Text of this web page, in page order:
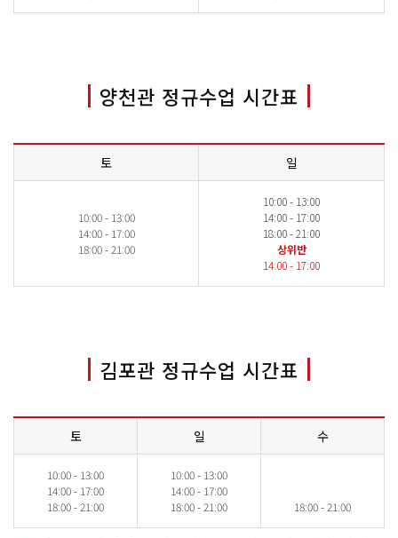
양천관 정규수업 시간표
토 일
10:00 - 13:00
14:00 - 17:00
18:00 - 21:00
10:00 - 13:00
14:00 - 17:00
18:00 - 21:00
상위반
14:00 - 17:00
김포관 정규수업 시간표
토 일 수
10:00 - 13:00
14:00 - 17:00
18:00 - 21:00
10:00 - 13:00
14:00 - 17:00
18:00 - 21:00
18:00 - 21:00